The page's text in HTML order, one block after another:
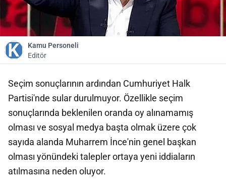
Kamu Personeli
Editör
Seçim sonuçlarının ardından Cumhuriyet Halk
Partisi'nde sular durulmuyor. Özellikle seçim
sonuçlarında beklenilen oranda oy alınamamış
olması ve sosyal medya başta olmak üzere çok
sayıda alanda Muharrem İnce'nin genel başkan
olması yönündeki talepler ortaya yeni iddiaların
atılmasına neden oluyor.